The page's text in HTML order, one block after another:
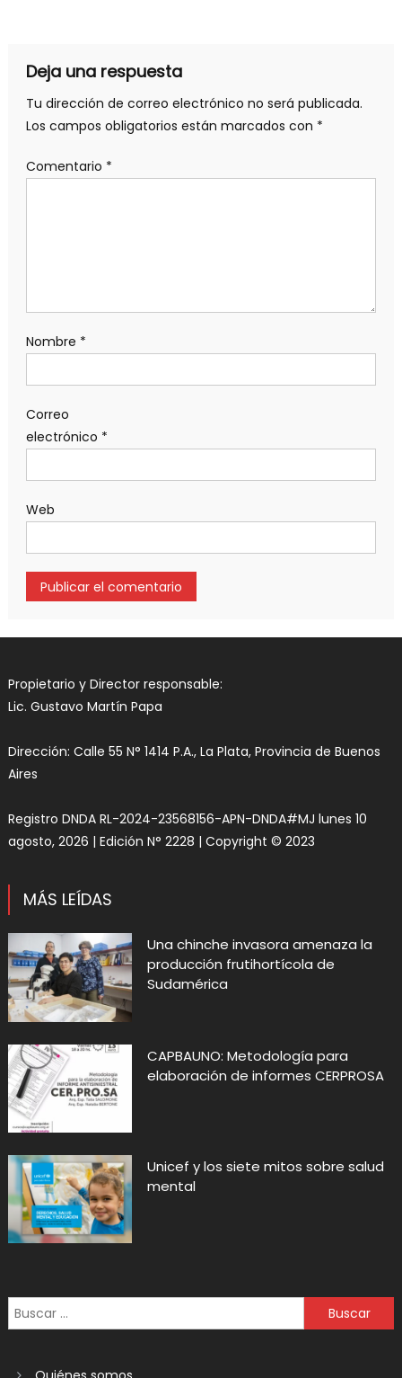
Deja una respuesta
Tu dirección de correo electrónico no será publicada.
Los campos obligatorios están marcados con *
Comentario *
Nombre *
Correo
electrónico *
Web
Propietario y Director responsable:
Lic. Gustavo Martín Papa
Dirección: Calle 55 N° 1414 P.A., La Plata, Provincia de Buenos
Aires
Registro DNDA RL-2024-23568156-APN-DNDA#MJ lunes 10
agosto, 2026 | Edición N° 2228 | Copyright © 2023
MÁS LEÍDAS
Una chinche invasora amenaza la
producción frutihortícola de
Sudamérica
CAPBAUNO: Metodología para
elaboración de informes CERPROSA
Unicef y los siete mitos sobre salud
mental